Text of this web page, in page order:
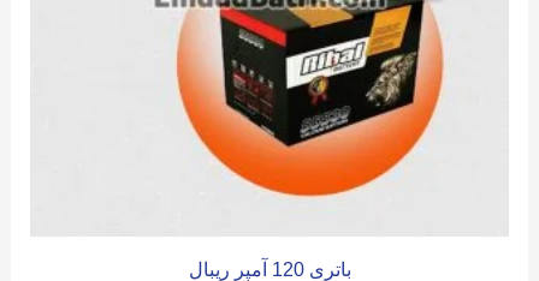
باتری 120 آمپر ریبال